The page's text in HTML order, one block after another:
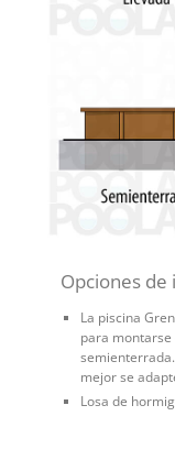
Opciones de
La piscina
para
mejor se
Losa de